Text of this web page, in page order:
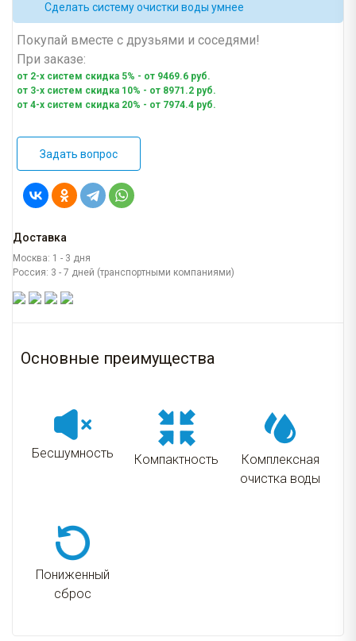
Сделать систему очистки воды умнее
Покупай вместе с друзьями и соседями!
При заказе:
от 2-х систем скидка 5% - от 9469.6 руб.
от 3-х систем скидка 10% - от 8971.2 руб.
от 4-х систем скидка 20% - от 7974.4 руб.
Задать вопрос
Доставка
Москва: 1 - 3 дня
Россия: 3 - 7 дней (транспортными компаниями)
Основные преимущества
Бесшумность Компактность
Комплексная
очистка воды
Пониженный
сброс